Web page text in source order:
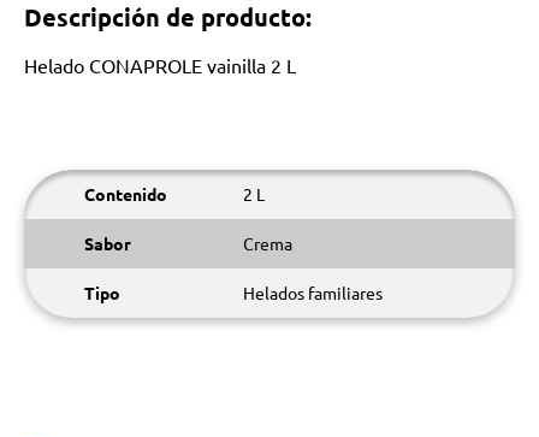
Descripción de producto:
Helado CONAPROLE vainilla 2 L
Contenido 2 L
Sabor Crema
Tipo Helados familiares